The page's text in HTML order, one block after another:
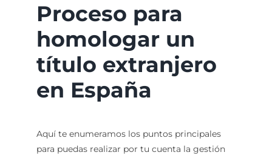
Proceso para
homologar un
título extranjero
en España
Aquí te enumeramos los puntos principales
para puedas realizar por tu cuenta la gestión